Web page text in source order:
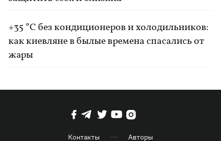
+35 °C без кондиционеров и холодильников:
как киевляне в былые времена спасались от
жары
Контакты Авторы